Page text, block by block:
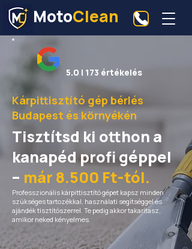
MotoClean
5.0 | 173 értékelés
Kárpittisztító gép bérlés
Budapest és környékén
Tisztítsd ki otthon a
kanapéd profi géppel
– már 8.500 Ft-tól.
Professzionális kárpittisztító gépet kapsz minden
szükséges tartozékkal, használati segítséggel és
ajándék tisztítószerrel. Te pedig akkor takarítasz,
amikor neked kényelmes.